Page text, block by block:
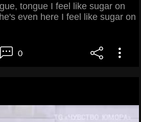
tongue I feel like sugar on
even here I feel like sugar on
0